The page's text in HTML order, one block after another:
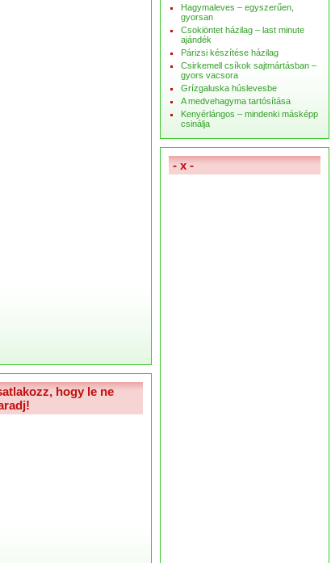
hogy le ne
Hagymaleves – egyszerűen,
gyorsan
Csokiöntet házilag – last minute
ajándék
Párizsi készítése házilag
Csirkemell csíkok sajtmártásban –
gyors vacsora
Grízgaluska húslevesbe
A medvehagyma tartósítása
Kenyérlángos – mindenki másképp
csinálja
- x -